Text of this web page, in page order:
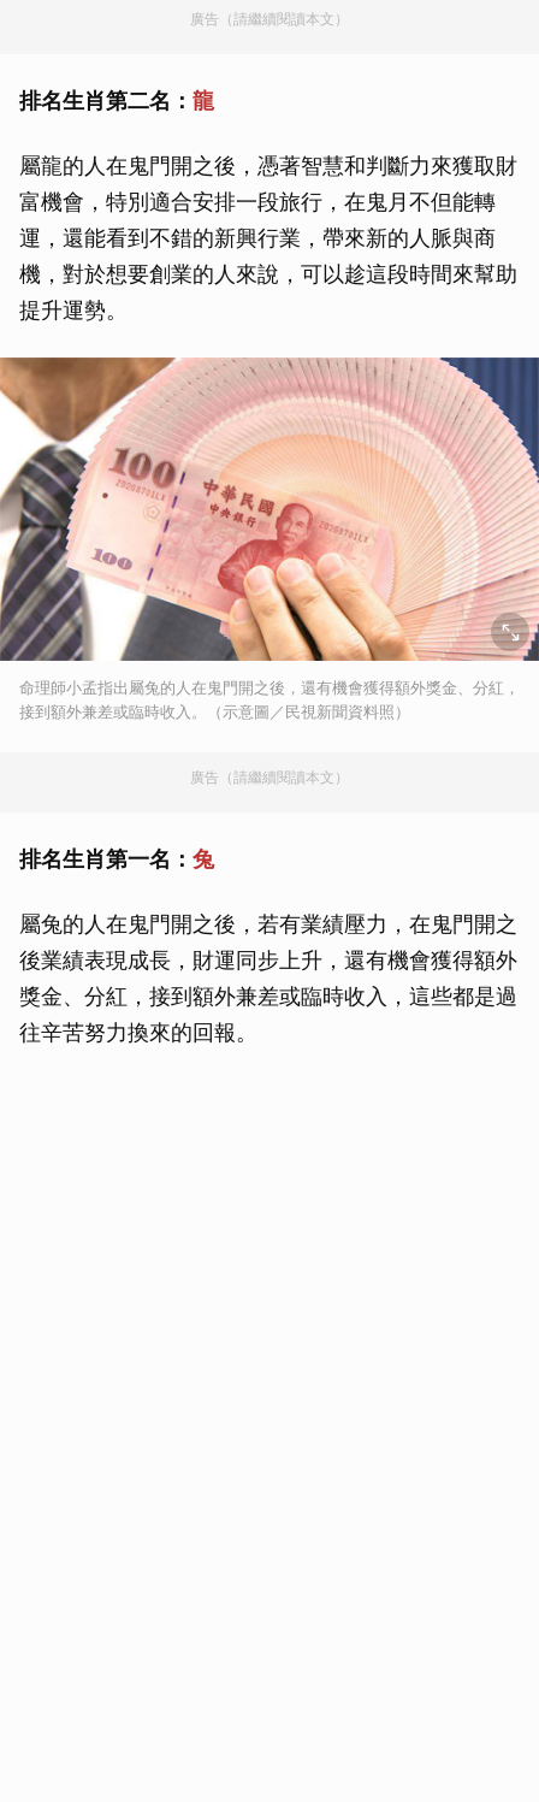
廣告（請繼續閱讀本文）
排名生肖第二名： 龍
屬龍的人在鬼門開之後，憑著智慧和判斷力來獲取財
富機會，特別適合安排一段旅行，在鬼月不但能轉
運，還能看到不錯的新興行業，帶來新的人脈與商
機，對於想要創業的人來說，可以趁這段時間來幫助
提升運勢。
命理師小孟指出屬兔的人在鬼門開之後，還有機會獲得額外獎金、分紅，
接到額外兼差或臨時收入。（示意圖／民視新聞資料照）
廣告（請繼續閱讀本文）
排名生肖第一名： 兔
屬兔的人在鬼門開之後，若有業績壓力，在鬼門開之
後業績表現成長，財運同步上升，還有機會獲得額外
獎金、分紅，接到額外兼差或臨時收入，這些都是過
往辛苦努力換來的回報。